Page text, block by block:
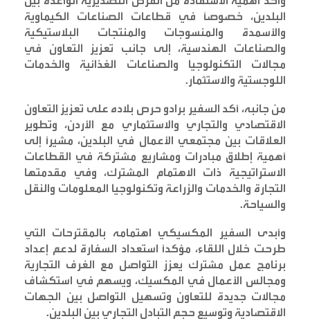
البلدين، خصوصاً في قطاعات الصناعات الكيماوية
والأسمدة والمنسوجات والمنتجات البلاستيكية
والصناعات الهندسية، إلى جانب تعزيز التعاون في
مجالات التكنولوجيا والصناعات الغذائية والخدمات
اللوجستية والاستثمار.
من جانبه، أكد السفير برادو حرص بلاده على تعزيز التعاون
الاقتصادي والتجاري والاستثماري مع الأردن، وتطوير
العلاقات بين مجتمعي الأعمال في البلدين، مشيراً إلى
أهمية إطلاق مبادرات ومشاريع مشتركة في القطاعات
الاستراتيجية ذات الاهتمام المشترك، وفي مقدمتها
التجارة والخدمات والزراعة وتكنولوجيا المعلومات والنقل
والسياحة.
وأبدى السفير المكسيكي اهتمامه بالمقترحات التي
طرحت خلال اللقاء، مؤكداً استعداد السفارة لدعم إعداد
برنامج عمل مشترك يعزز التواصل مع الغرف التجارية
ومجالس الأعمال في المكسيك، ويسهم في استكشاف
مجالات جديدة للتعاون وتسهيل التواصل بين الجهات
الاقتصادية وتوسيع حجم التبادل التجاري بين البلدين.